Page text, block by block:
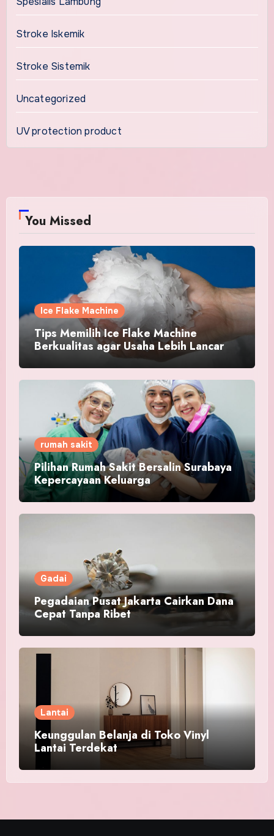
Stroke Iskemik
Stroke Sistemik
Uncategorized
UV protection product
You Missed
Ice Flake Machine
Tips Memilih Ice Flake Machine
Berkualitas agar Usaha Lebih Lancar
rumah sakit
Pilihan Rumah Sakit Bersalin Surabaya
Kepercayaan Keluarga
Gadai
Pegadaian Pusat Jakarta Cairkan Dana
Cepat Tanpa Ribet
Lantai
Keunggulan Belanja di Toko Vinyl
Lantai Terdekat